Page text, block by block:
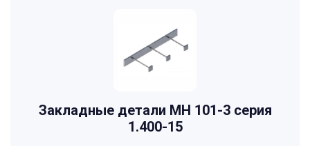
Закладные детали МН 101-3 серия
1.400-15